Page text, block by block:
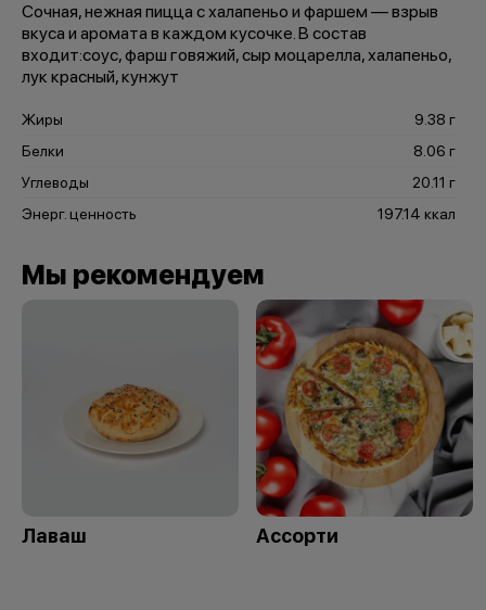
Сочная, нежная пицца с халапеньо и фаршем — взрыв
вкуса и аромата в каждом кусочке. В состав
входит:соус, фарш говяжий, сыр моцарелла, халапеньо,
лук красный, кунжут
Жиры
9.38 г
Белки
8.06 г
Углеводы
20.11 г
Энерг. ценность
197.14 ккал
Мы рекомендуем
Лаваш Ассорти